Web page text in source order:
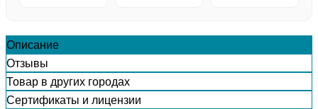
Описание
Отзывы
Товар в других городах
Сертификаты и лицензии